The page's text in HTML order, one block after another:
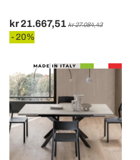
kr 21.667,51 kr 27.084,43
- 20%